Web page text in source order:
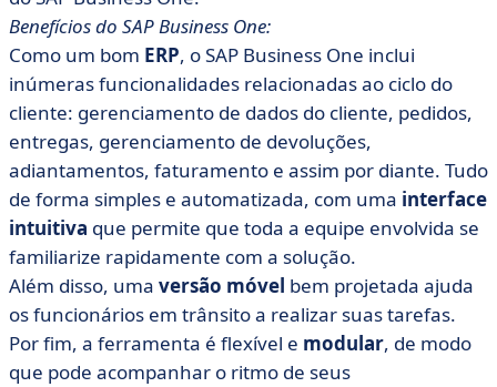
Benefícios do SAP Business One:
Como um bom ERP, o SAP Business One inclui
inúmeras funcionalidades relacionadas ao ciclo do
cliente: gerenciamento de dados do cliente, pedidos,
entregas, gerenciamento de devoluções,
adiantamentos, faturamento e assim por diante. Tudo
de forma simples e automatizada, com uma interface
intuitiva que permite que toda a equipe envolvida se
familiarize rapidamente com a solução.
Além disso, uma versão móvel bem projetada ajuda
os funcionários em trânsito a realizar suas tarefas.
Por fim, a ferramenta é flexível e modular, de modo
que pode acompanhar o ritmo de seus